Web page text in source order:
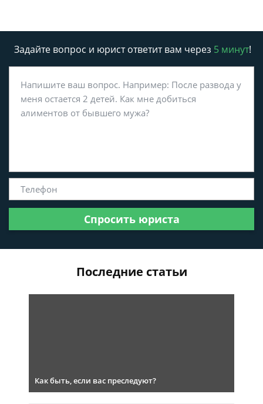
Задайте вопрос и юрист ответит вам через 5 минут!
Спросить юриста
Последние статьи
Как быть, если вас преследуют?